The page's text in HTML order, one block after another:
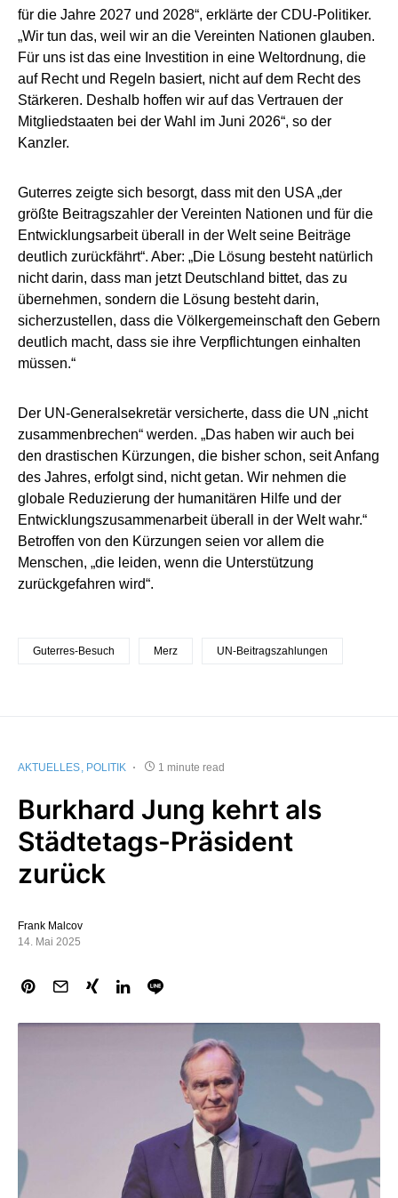
für die Jahre 2027 und 2028“, erklärte der CDU-Politiker.
„Wir tun das, weil wir an die Vereinten Nationen glauben.
Für uns ist das eine Investition in eine Weltordnung, die
auf Recht und Regeln basiert, nicht auf dem Recht des
Stärkeren. Deshalb hoffen wir auf das Vertrauen der
Mitgliedstaaten bei der Wahl im Juni 2026“, so der
Kanzler.
Guterres zeigte sich besorgt, dass mit den USA „der
größte Beitragszahler der Vereinten Nationen und für die
Entwicklungsarbeit überall in der Welt seine Beiträge
deutlich zurückfährt“. Aber: „Die Lösung besteht natürlich
nicht darin, dass man jetzt Deutschland bittet, das zu
übernehmen, sondern die Lösung besteht darin,
sicherzustellen, dass die Völkergemeinschaft den Gebern
deutlich macht, dass sie ihre Verpflichtungen einhalten
müssen.“
Der UN-Generalsekretär versicherte, dass die UN „nicht
zusammenbrechen“ werden. „Das haben wir auch bei
den drastischen Kürzungen, die bisher schon, seit Anfang
des Jahres, erfolgt sind, nicht getan. Wir nehmen die
globale Reduzierung der humanitären Hilfe und der
Entwicklungszusammenarbeit überall in der Welt wahr.“
Betroffen von den Kürzungen seien vor allem die
Menschen, „die leiden, wenn die Unterstützung
zurückgefahren wird“.
Guterres-Besuch Merz UN-Beitragszahlungen
AKTUELLES POLITIK 1 minute read
Burkhard Jung kehrt als
Städtetags-Präsident
zurück
Frank Malcov
14. Mai 2025